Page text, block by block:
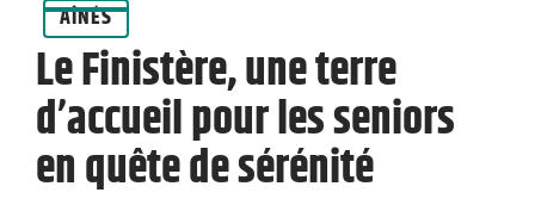
AÎNÉS
Le Finistère, une terre
d’accueil pour les seniors
en quête de sérénité